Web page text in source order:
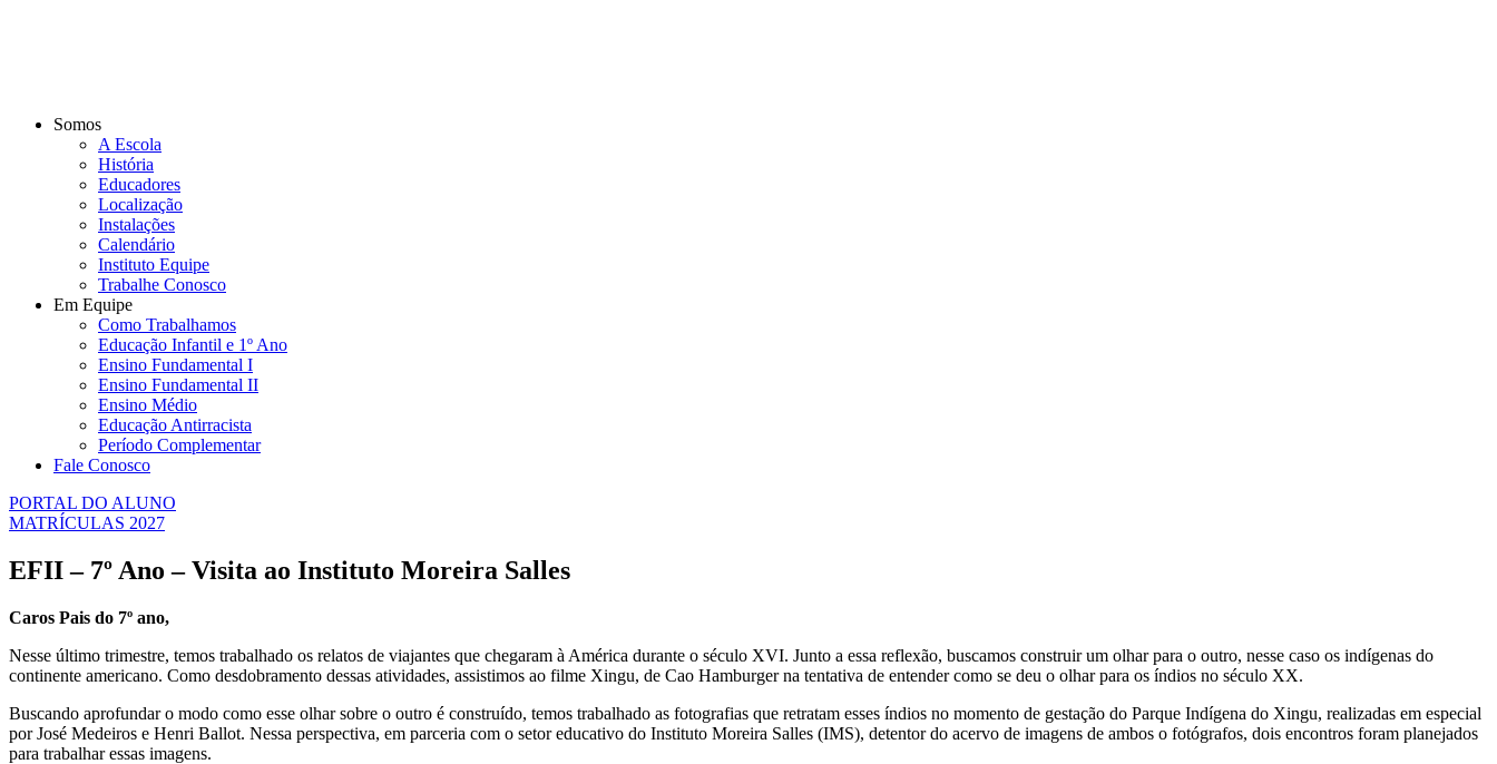
Somos
A Escola
História
Educadores
Localização
Instalações
Calendário
Instituto Equipe
Trabalhe Conosco
Em Equipe
Como Trabalhamos
Educação Infantil e 1º Ano
Ensino Fundamental I
Ensino Fundamental II
Ensino Médio
Educação Antirracista
Período Complementar
Fale Conosco
PORTAL DO ALUNO
MATRÍCULAS 2027
EFII – 7º Ano – Visita ao Instituto Moreira Salles
Caros Pais do 7º ano,
Nesse último trimestre, temos trabalhado os relatos de viajantes que chegaram à América durante o século XVI. Junto a essa reflexão, buscamos construir um olhar para o outro, nesse caso os indígenas do
continente americano. Como desdobramento dessas atividades, assistimos ao filme Xingu, de Cao Hamburger na tentativa de entender como se deu o olhar para os índios no século XX.
Buscando aprofundar o modo como esse olhar sobre o outro é construído, temos trabalhado as fotografias que retratam esses índios no momento de gestação do Parque Indígena do Xingu, realizadas em especial
por José Medeiros e Henri Ballot. Nessa perspectiva, em parceria com o setor educativo do Instituto Moreira Salles (IMS), detentor do acervo de imagens de ambos o fotógrafos, dois encontros foram planejados
para trabalhar essas imagens.